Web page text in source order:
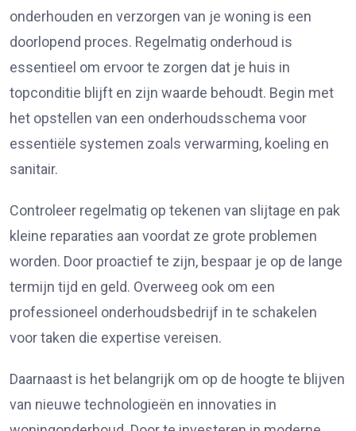
onderhouden en verzorgen van je woning is een
doorlopend proces. Regelmatig onderhoud is
essentieel om ervoor te zorgen dat je huis in
topconditie blijft en zijn waarde behoudt. Begin met
het opstellen van een onderhoudsschema voor
essentiële systemen zoals verwarming, koeling en
sanitair.
Controleer regelmatig op tekenen van slijtage en pak
kleine reparaties aan voordat ze grote problemen
worden. Door proactief te zijn, bespaar je op de lange
termijn tijd en geld. Overweeg ook om een
professioneel onderhoudsbedrijf in te schakelen
voor taken die expertise vereisen.
Daarnaast is het belangrijk om op de hoogte te blijven
van nieuwe technologieën en innovaties in